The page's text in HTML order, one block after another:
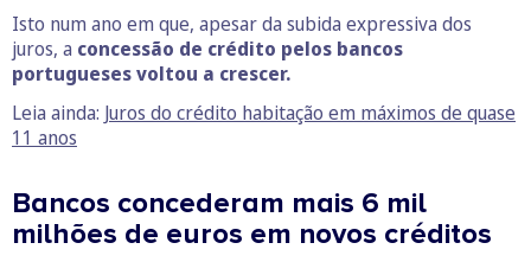
Isto num ano em que, apesar da subida expressiva dos
juros, a concessão de crédito pelos bancos
portugueses voltou a crescer.
Leia ainda: Juros do crédito habitação em máximos de quase
11 anos
Bancos concederam mais 6 mil
milhões de euros em novos créditos